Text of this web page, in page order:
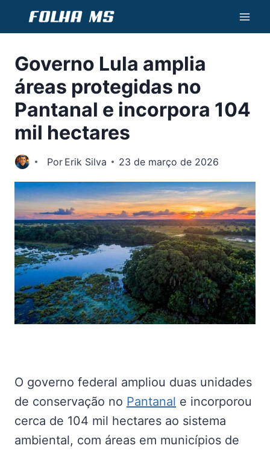
Conteúdo
Governo Lula amplia
áreas protegidas no
Pantanal e incorpora 104
mil hectares
Por Erik Silva 23 de março de 2026
O governo federal ampliou duas unidades
de conservação no Pantanal e incorporou
cerca de 104 mil hectares ao sistema
ambiental, com áreas em municípios de